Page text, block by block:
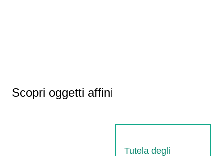
Scopri oggetti affini
Tutela degli